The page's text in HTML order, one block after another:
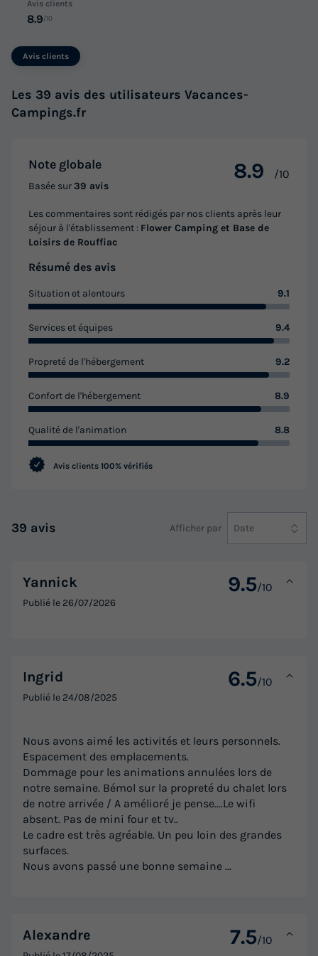
CHALET 8 personnes - Chalet Premium
Annulation gratuite
32m²
Terrasse couverte Accès wifi
CHALET 8 personnes - Chalet Premium Nature 41 m² - 3
du09/09/2026au16/09/2026
Meilleur prix pour 7 nuits
Voir les logements
CHALET 8 personnes - Chalet Premium
Annulation gratuite
Surface
47m²
Adultes
8 3
Salle de bain
3
Animaux autorisés *
Cafetière Chaise longue
+ 6
Modifier les dates
Avis clients
8.9/10
Avis clients
Les 39 avis des utilisateurs Vacances-
Campings.fr
Note globale
Basée sur39 avis
8.9 /10
Les commentaires sont rédigés par nos clients après leur
séjour à l'établissement : Flower Camping et Base de
Loisirs de Rouffiac
Résumé des avis
Situation et alentours 9.1
Services et équipes 9.4
Propreté de l'hébergement 9.2
Confort de l'hébergement 8.9
Qualité de l'animation 8.8
Avis clients 100% vérifiés
39 avis Afficher par Date
Yannick 9.5/10
Publié le 26/07/2026
Ingrid 6.5/10
Publié le 24/08/2025
Nous avons aimé les activités et leurs personnels.
Espacement des emplacements.
Dommage pour les animations annulées lors de
notre semaine. Bémol sur la propreté du chalet lors
de notre arrivée / A amélioré je pense....Le wifi
absent. Pas de mini four et tv..
Le cadre est très agréable. Un peu loin des grandes
surfaces.
Nous avons passé une bonne semaine ...
Alexandre 7.5/10